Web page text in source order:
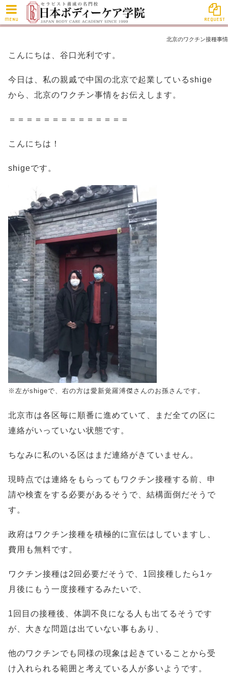
北京のワクチン接種事情
こんにちは、谷口光利です。
今日は、私の親戚で中国の北京で起業しているshige
から、北京のワクチン事情をお伝えします。
＝＝＝＝＝＝＝＝＝＝＝＝＝＝
こんにちは！
shigeです。
※左がshigeで、右の方は愛新覚羅溥傑さんのお孫さんです。
北京市は各区毎に順番に進めていて、まだ全ての区に
連絡がいっていない状態です。
ちなみに私のいる区はまだ連絡がきていません。
現時点では連絡をもらってもワクチン接種する前、申
請や検査をする必要があるそうで、結構面倒だそうで
す。
政府はワクチン接種を積極的に宣伝はしていますし、
費用も無料です。
ワクチン接種は2回必要だそうで、1回接種したら1ヶ
月後にもう一度接種するみたいで、
1回目の接種後、体調不良になる人も出てるそうです
が、大きな問題は出ていない事もあり、
他のワクチンでも同様の現象は起きていることから受
け入れられる範囲と考えている人が多いようです。
MENU REQUEST